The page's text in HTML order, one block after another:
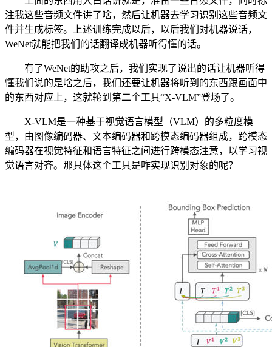
注我这些音频文件讲了啥，然后让机器去学习识别这些音频文
件并生成标签。上述训练完成以后，以后我们对机器说话，
WeNet就能把我们的话翻译成机器听得懂的话。
有了WeNet的助攻之后，我们实现了说出的话让机器听得
懂我们说的是啥之后，我们还要让机器将听到的东西跟画面中
的东西对应上，这就轮到第二个工具“X-VLM”登场了。
X-VLM是一种基于视觉语言模型（VLM）的多粒度模
型，由图像编码器、文本编码器和跨模态编码器组成，跨模态
编码器在视觉特征和语言特征之间进行跨模态注意，以学习视
觉语言对齐。那具体这个工具是咋实现识别对象的呢？